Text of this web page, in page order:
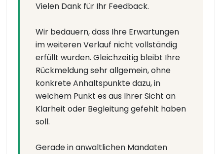
Vielen Dank für Ihr Feedback.
Wir bedauern, dass Ihre Erwartungen
im weiteren Verlauf nicht vollständig
erfüllt wurden. Gleichzeitig bleibt Ihre
Rückmeldung sehr allgemein, ohne
konkrete Anhaltspunkte dazu, in
welchem Punkt es aus Ihrer Sicht an
Klarheit oder Begleitung gefehlt haben
soll.
Gerade in anwaltlichen Mandaten